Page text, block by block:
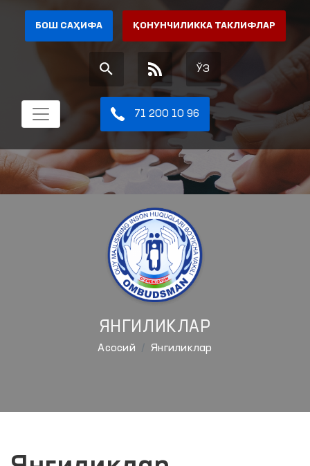
БОШ САҲИФА ҚОНУНЧИЛИККА ТАКЛИФЛАР
ЎЗ
71 200 10 96
ЯНГИЛИКЛАР
Aсосий Янгиликлар